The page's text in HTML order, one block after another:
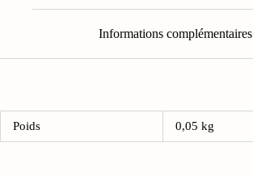
Informations complémentaires
Poids 0,05 kg